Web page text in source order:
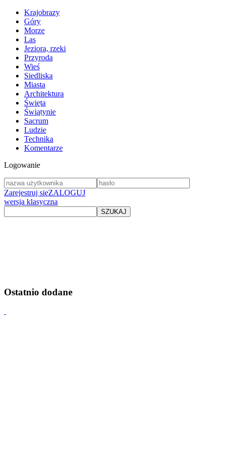
Krajobrazy
Góry
Morze
Las
Jeziora, rzeki
Przyroda
Wieś
Siedliska
Miasta
Architektura
Święta
Świątynie
Sacrum
Ludzie
Technika
Komentarze
Logowanie
Zarejestruj sięZALOGUJ
wersja klasyczna
Ostatnio dodane